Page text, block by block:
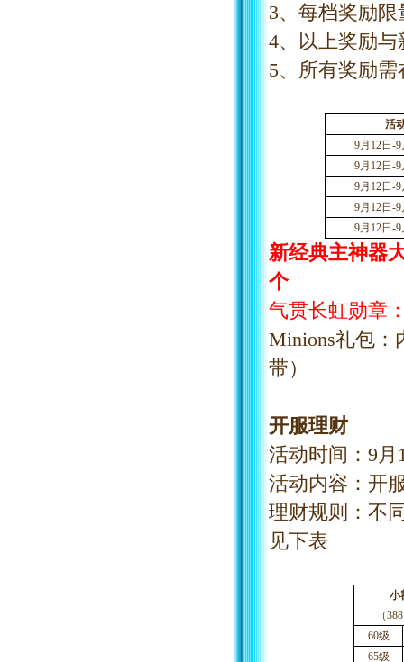
3、每档奖励
4、以上奖励
5、所有奖励
活
9月 12日 -9
9月 12日 -9
9月 12日 -9
9月 12日 -9
9月 12日 -9
新经典主神器
个
气贯长虹勋章
Minions礼包：
带）
开服理财
活动时间： 9月
活动内容：开
理财规则：不
见下表
小
（
60级
65级